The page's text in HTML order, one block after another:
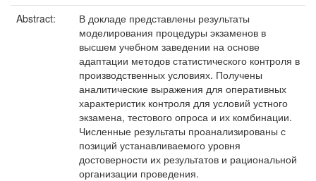
Abstract:
В докладе представлены результаты
моделирования процедуры экзаменов в
высшем учебном заведении на основе
адаптации методов статистического контроля в
производственных условиях. Получены
аналитические выражения для оперативных
характеристик контроля для условий устного
экзамена, тестового опроса и их комбинации.
Численные результаты проанализированы с
позиций устанавливаемого уровня
достоверности их результатов и рациональной
организации проведения.